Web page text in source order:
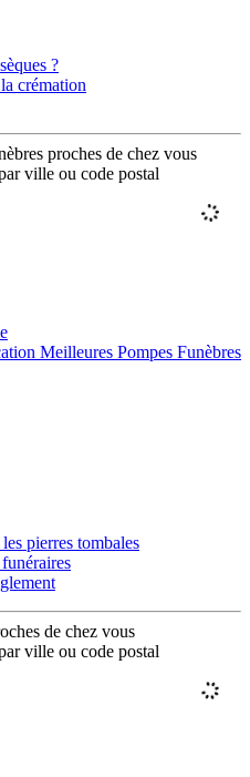
?
crémation
proches de chez vous
ville ou code postal
Meilleures Pompes Funèbres
pierres tombales
de chez vous
ville ou code postal